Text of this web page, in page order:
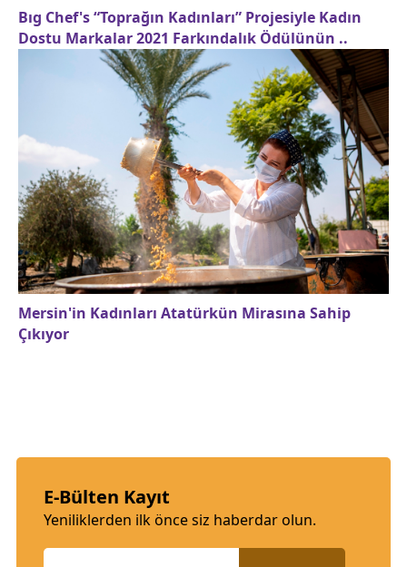
Bıg Chef's “Toprağın Kadınları” Projesiyle Kadın
Dostu Markalar 2021 Farkındalık Ödülünün ..
Mersin'in Kadınları Atatürkün Mirasına Sahip
Çıkıyor
E-Bülten Kayıt
Yeniliklerden ilk önce siz haberdar olun.